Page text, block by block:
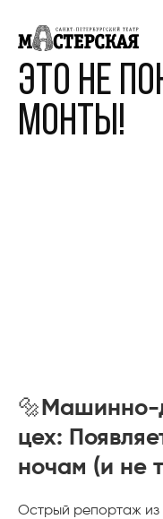
Это не
монты!
🔩 Машинно-
цех:
ночам (и не
Острый репортаж из